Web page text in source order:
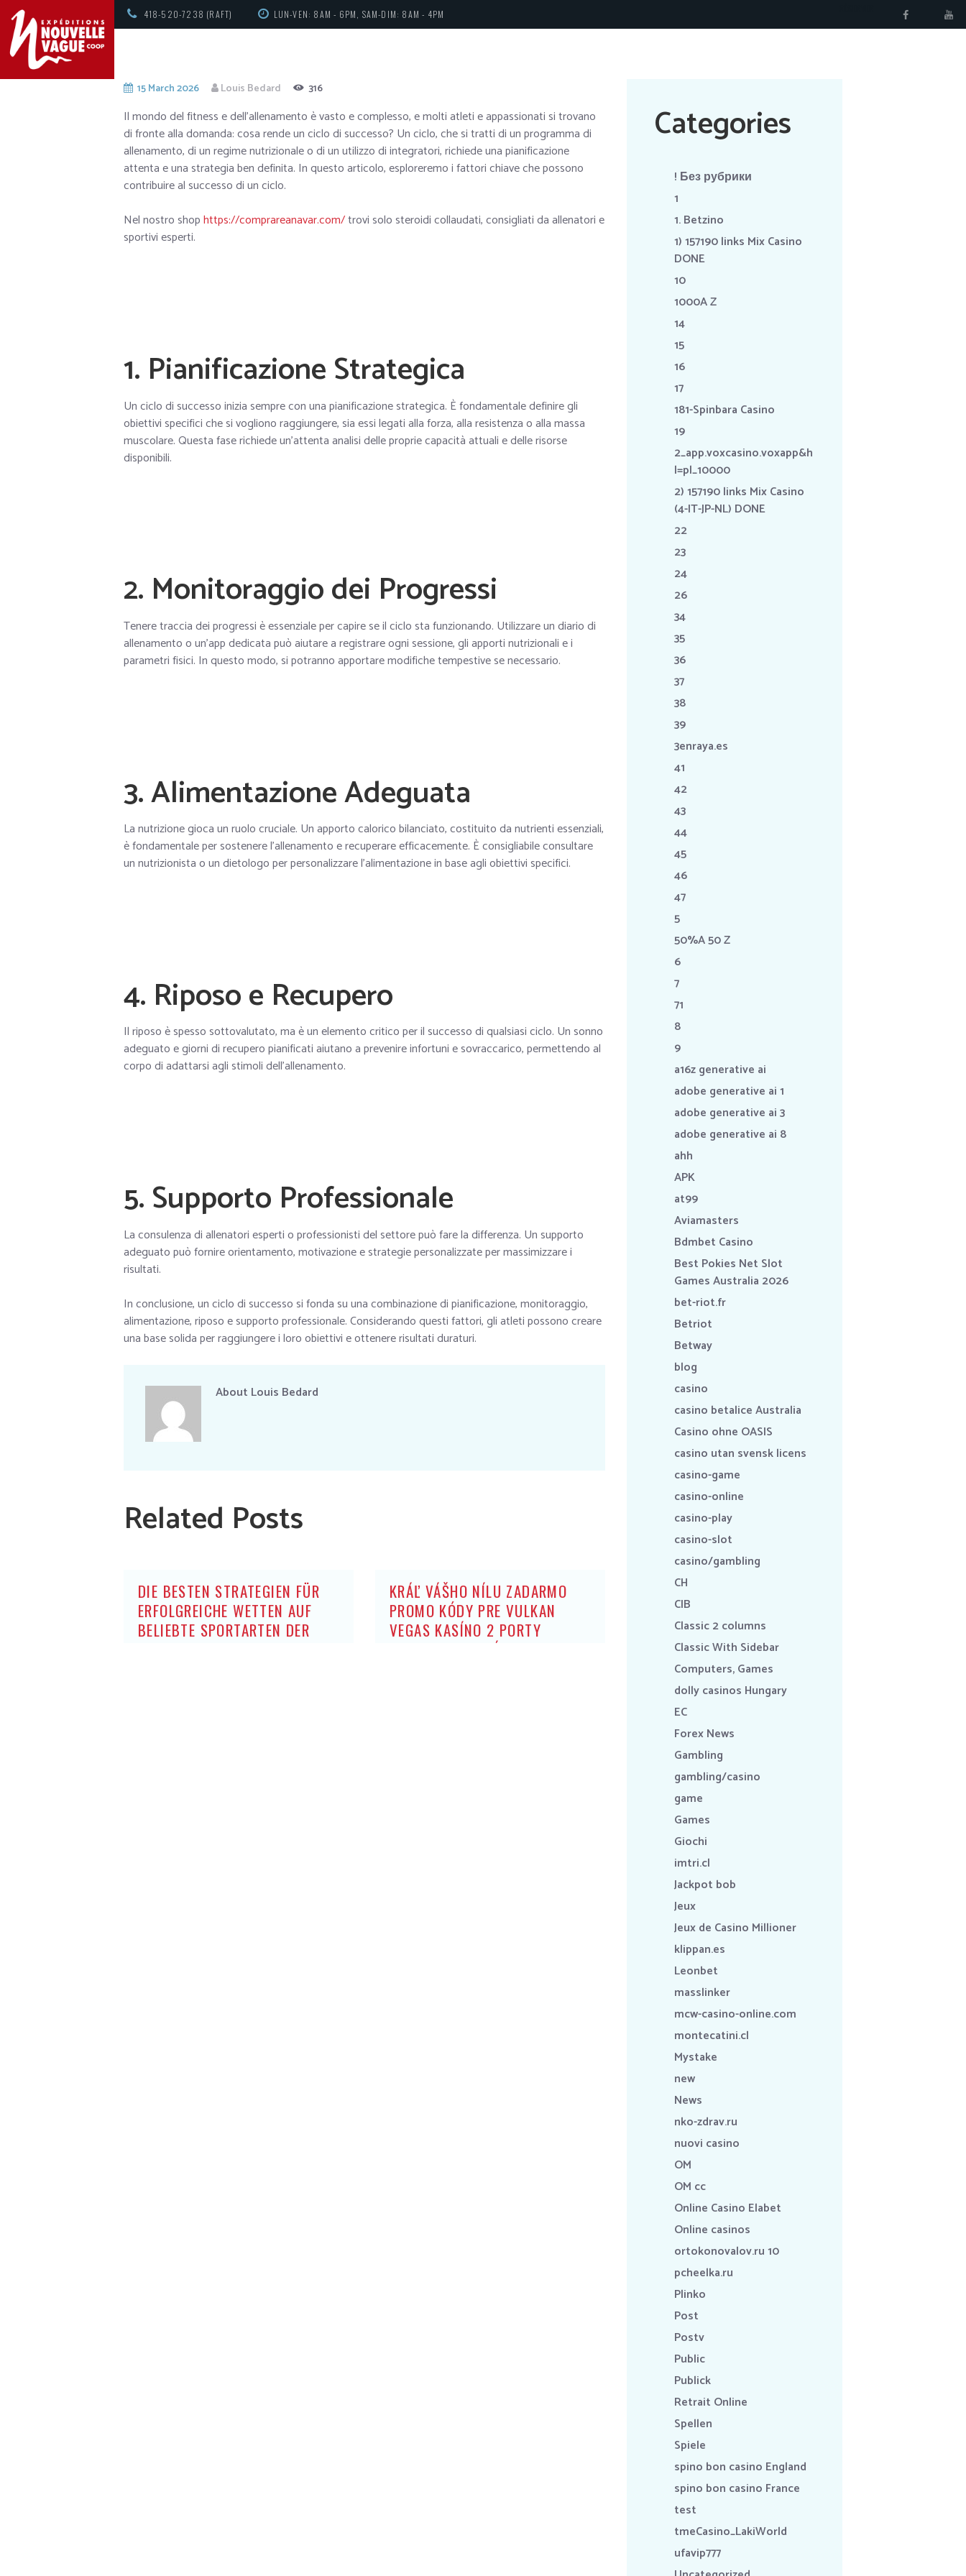
418-520-7238 (RAFT) LUN-VEN: 8AM - 6PM, SAM-DIM: 8AM - 4PM
15 March 2026 Louis Bedard 316
Il mondo del fitness e dell’allenamento è vasto e complesso, e molti atleti e appassionati si trovano
di fronte alla domanda: cosa rende un ciclo di successo? Un ciclo, che si tratti di un programma di
allenamento, di un regime nutrizionale o di un utilizzo di integratori, richiede una pianificazione
attenta e una strategia ben definita. In questo articolo, esploreremo i fattori chiave che possono
contribuire al successo di un ciclo.
Nel nostro shophttps://comprareanavar.com/trovi solo steroidi collaudati, consigliati da allenatori e
sportivi esperti.
1. Pianificazione Strategica
Un ciclo di successo inizia sempre con una pianificazione strategica. È fondamentale definire gli
obiettivi specifici che si vogliono raggiungere, sia essi legati alla forza, alla resistenza o alla massa
muscolare. Questa fase richiede un’attenta analisi delle proprie capacità attuali e delle risorse
disponibili.
2. Monitoraggio dei Progressi
Tenere traccia dei progressi è essenziale per capire se il ciclo sta funzionando. Utilizzare un diario di
allenamento o un’app dedicata può aiutare a registrare ogni sessione, gli apporti nutrizionali e i
parametri fisici. In questo modo, si potranno apportare modifiche tempestive se necessario.
3. Alimentazione Adeguata
La nutrizione gioca un ruolo cruciale. Un apporto calorico bilanciato, costituito da nutrienti essenziali,
è fondamentale per sostenere l’allenamento e recuperare efficacemente. È consigliabile consultare
un nutrizionista o un dietologo per personalizzare l’alimentazione in base agli obiettivi specifici.
4. Riposo e Recupero
Il riposo è spesso sottovalutato, ma è un elemento critico per il successo di qualsiasi ciclo. Un sonno
adeguato e giorni di recupero pianificati aiutano a prevenire infortuni e sovraccarico, permettendo al
corpo di adattarsi agli stimoli dell’allenamento.
5. Supporto Professionale
La consulenza di allenatori esperti o professionisti del settore può fare la differenza. Un supporto
adeguato può fornire orientamento, motivazione e strategie personalizzate per massimizzare i
risultati.
In conclusione, un ciclo di successo si fonda su una combinazione di pianificazione, monitoraggio,
alimentazione, riposo e supporto professionale. Considerando questi fattori, gli atleti possono creare
una base solida per raggiungere i loro obiettivi e ottenere risultati duraturi.
About Louis Bedard
Related Posts
DIE BESTEN STRATEGIEN FÜR
ERFOLGREICHE WETTEN AUF
BELIEBTE SPORTARTEN DER
KRÁĽ VÁŠHO NÍLU ZADARMO
PROMO KÓDY PRE VULKAN
VEGAS KASÍNO 2 PORTY
ZADARMO: BEZ ZÍSKANIA HRY
Categories
! Без рубрики
1
1. Betzino
1) 157190 links Mix Casino
DONE
10
1000A Z
14
15
16
17
181-Spinbara Casino
19
2_app.voxcasino.voxapp&h
l=pl_10000
2) 157190 links Mix Casino
(4-IT-JP-NL) DONE
22
23
24
26
34
35
36
37
38
39
3enraya.es
41
42
43
44
45
46
47
5
50%A 50 Z
6
7
71
8
9
a16z generative ai
adobe generative ai 1
adobe generative ai 3
adobe generative ai 8
ahh
APK
at99
Aviamasters
Bdmbet Casino
Best Pokies Net Slot
Games Australia 2026
bet-riot.fr
Betriot
Betway
blog
casino
casino betalice Australia
Casino ohne OASIS
casino utan svensk licens
casino-game
casino-online
casino-play
casino-slot
casino/gambling
CH
CIB
Classic 2 columns
Classic With Sidebar
Computers, Games
dolly casinos Hungary
EC
Forex News
Gambling
gambling/casino
game
Games
Giochi
imtri.cl
Jackpot bob
Jeux
Jeux de Casino Millioner
klippan.es
Leonbet
masslinker
mcw-casino-online.com
montecatini.cl
Mystake
new
News
nko-zdrav.ru
nuovi casino
OM
OM cc
Online Casino Elabet
Online casinos
ortokonovalov.ru 10
pcheelka.ru
Plinko
Post
Postv
Public
Publick
Retrait Online
Spellen
Spiele
spino bon casino England
spino bon casino France
test
tmeCasino_LakiWorld
ufavip777